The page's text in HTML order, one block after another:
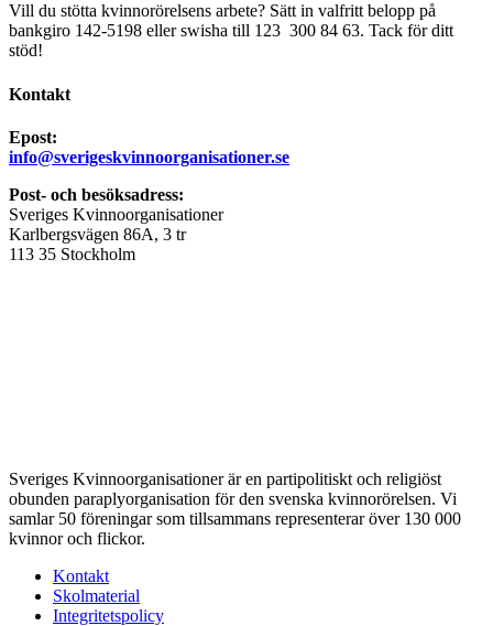
Vill du stötta kvinnorörelsens arbete? Sätt in valfritt belopp på
bankgiro 142-5198 eller swisha till 123 300 84 63. Tack för ditt
stöd!
Kontakt
Epost:
info@sverigeskvinnoorganisationer.se
Post- och besöksadress:
Sveriges Kvinnoorganisationer
Karlbergsvägen 86A, 3 tr
113 35 Stockholm
Sveriges Kvinnoorganisationer är en partipolitiskt och religiöst
obunden paraplyorganisation för den svenska kvinnorörelsen. Vi
samlar 50 föreningar som tillsammans representerar över 130 000
kvinnor och flickor.
Kontakt
Skolmaterial
Integritetspolicy